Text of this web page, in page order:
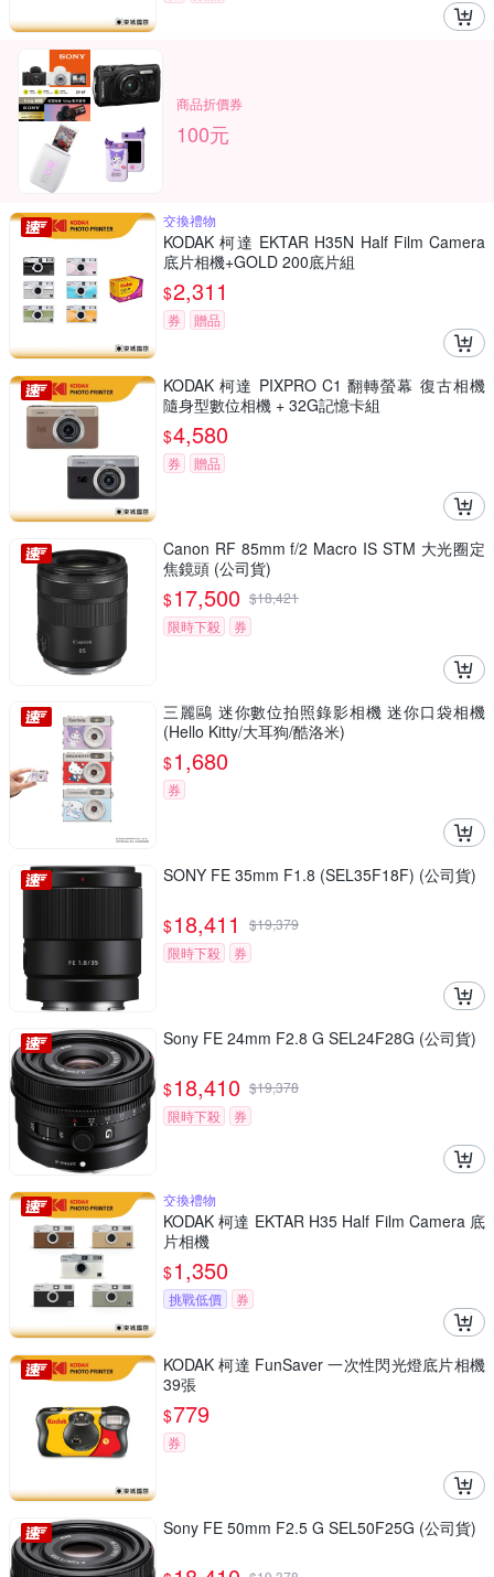
商品折價券
100元
交換禮物
KODAK 柯達 EKTAR H35N Half Film Camera
底片相機+GOLD 200底片組
$2,311
券 贈品
KODAK 柯達 PIXPRO C1 翻轉螢幕 復古相機
隨身型數位相機 + 32G記憶卡組
$4,580
券 贈品
Canon RF 85mm f/2 Macro IS STM 大光圈定
焦鏡頭 (公司貨)
$17,500 $18,421
限時下殺
券
三麗鷗 迷你數位拍照錄影相機 迷你口袋相機
(Hello Kitty/大耳狗/酷洛米)
$1,680
券
SONY FE 35mm F1.8 (SEL35F18F) (公司貨)
$18,411 $19,379
限時下殺
券
Sony FE 24mm F2.8 G SEL24F28G (公司貨)
$18,410 $19,378
限時下殺
券
交換禮物
KODAK 柯達 EKTAR H35 Half Film Camera 底
片相機
$1,350
挑戰低價 券
KODAK 柯達 FunSaver 一次性閃光燈底片相機
39張
$779
券
Sony FE 50mm F2.5 G SEL50F25G (公司貨)